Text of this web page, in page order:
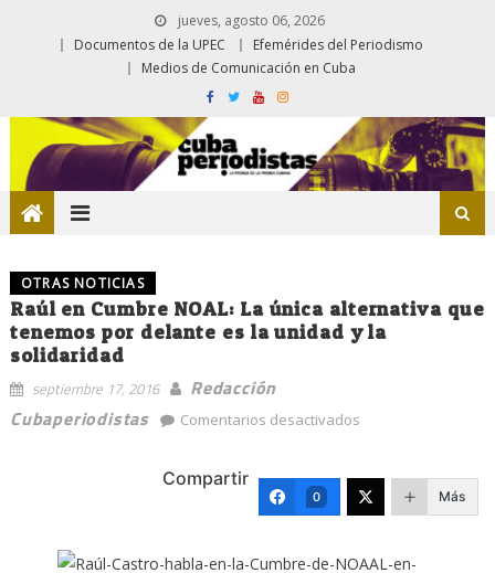
jueves, agosto 06, 2026
Documentos de la UPEC
Efemérides del Periodismo
Medios de Comunicación en Cuba
OTRAS NOTICIAS
Raúl en Cumbre NOAL: La única alternativa que
tenemos por delante es la unidad y la
solidaridad
septiembre 17, 2016
Redacción
Cubaperiodistas
Comentarios desactivadosen
Cumbre
NOAL:
única
Compartir
0 Más